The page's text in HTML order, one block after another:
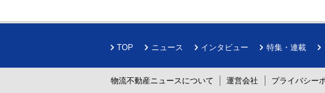
TOP
ニュース インタビュー 特集・連載
物流不動産ニュースについて 運営会社 プライバシー